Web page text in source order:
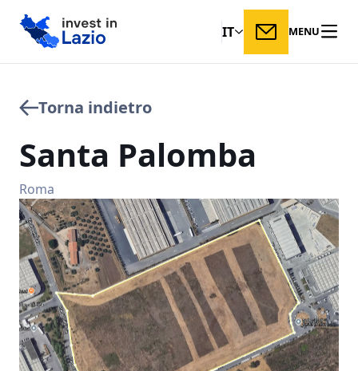
IT MENU
Torna indietro
Santa Palomba
Roma